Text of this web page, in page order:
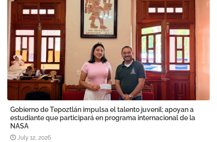
Gobierno de Tepoztlán impulsa el talento juvenil; apoyan a
estudiante que participará en programa internacional de la
NASA
July 12, 2026